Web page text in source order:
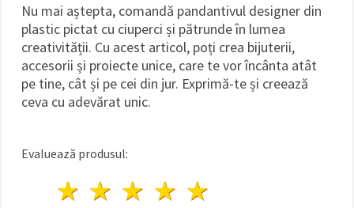
Nu mai aștepta, comandă pandantivul designer din
plastic pictat cu ciuperci și pătrunde în lumea
creativității. Cu acest articol, poți crea bijuterii,
accesorii și proiecte unice, care te vor încânta atât
pe tine, cât și pe cei din jur. Exprimă-te și creează
ceva cu adevărat unic.
Evaluează produsul:
4 stele
3 stele
2 stele
1 stea